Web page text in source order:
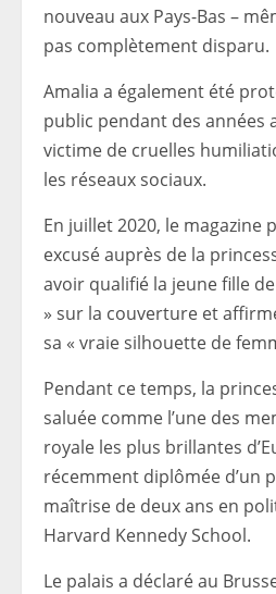
nouveau aux Pays-Bas –
pas complètement disparu.
Amalia a également été
public pendant des années
victime de cruelles
les réseaux sociaux.
En juillet 2020, le magazine
excusé auprès de la
avoir qualifié la jeune fille
» sur la couverture et
sa « vraie silhouette de
Pendant ce temps, la
saluée comme l’une des
royale les plus brillantes
récemment diplômée d’un
maîtrise de deux ans en
Harvard Kennedy School.
Le palais a déclaré au